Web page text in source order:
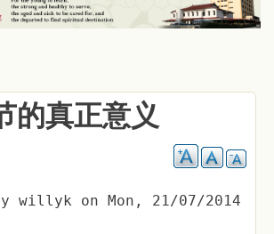
的真正意义
willyk on Mon, 21/07/2014